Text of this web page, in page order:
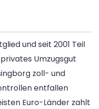
und seit 2001 Teil
Umzugsgut
zoll- und
entfallen
Euro-Länder zahlt